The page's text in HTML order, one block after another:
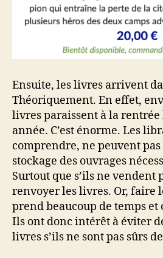
Ensuite, les livres arrivent
Théoriquement. En effet,
livres paraissent à la
année. C’est énorme. Les
comprendre, ne peuvent pas
stockage des ouvrages
Surtout que s’ils ne vendent
renvoyer les livres. Or, faire
prend beaucoup de temps et
Ils ont donc intérêt à éviter
livres s’ils ne sont pas sûrs